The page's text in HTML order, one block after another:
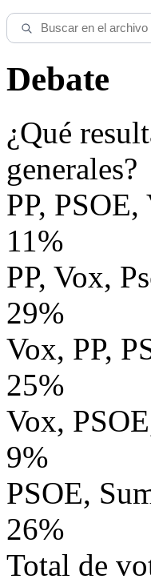
Debate
¿Qué
generales?
PP,
11%
PP, Vox,
29%
Vox, PP,
25%
Vox,
9%
PSOE,
26%
Total de